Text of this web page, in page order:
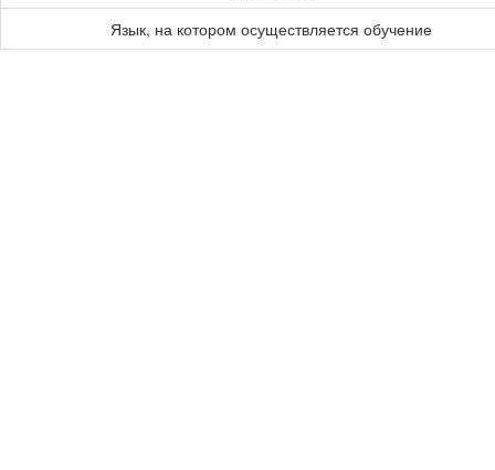
Язык, на котором осуществляется обучение